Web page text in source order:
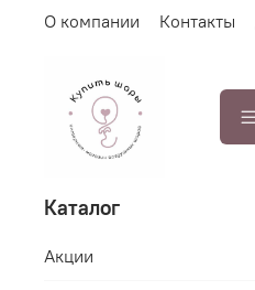
О компании Контакты
Каталог
Акции